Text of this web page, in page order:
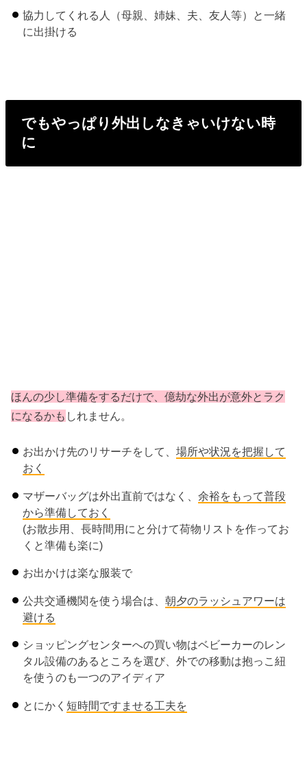
協力してくれる人（母親、姉妹、夫、友人等）と一緒
に出掛ける
でもやっぱり外出しなきゃいけない時
に
ほんの少し準備をするだけで、億劫な外出が意外とラク
になるかも しれません。
お出かけ先のリサーチをして、 場所や状況を把握して
おく
マザーバッグは外出直前ではなく、 余裕をもって普段
から準備しておく
(お散歩用、長時間用にと分けて荷物リストを作ってお
くと準備も楽に)
お出かけは楽な服装で
公共交通機関を使う場合は、 朝夕のラッシュアワーは
避ける
ショッピングセンターへの買い物はベビーカーのレン
タル設備のあるところを選び、外での移動は抱っこ紐
を使うのも一つのアイディア
とにかく 短時間ですませる工夫を